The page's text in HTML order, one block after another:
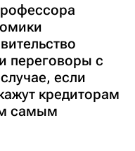
переговоры с
если
кредиторам
самым